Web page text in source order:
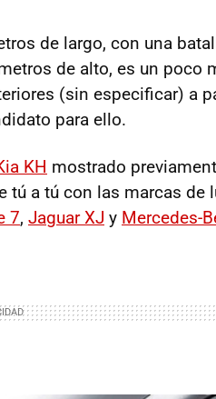
de largo, con una
de alto, es un poco
(sin especificar) a
para ello.
KH mostrado
tú a tú con las marcas de
7, Jaguar XJ y Mercedes-